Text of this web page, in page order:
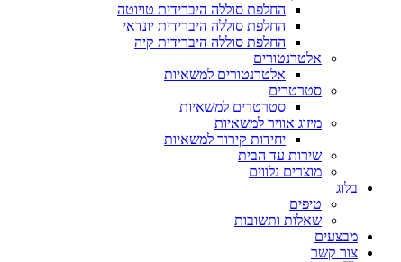
החלפת סוללה היברידית טויוטה
החלפת סוללה היברידית יונדאי
החלפת סוללה היברידית קיה
אלטרנטורים
אלטרנטורים למשאיות
סטרטרים
סטרטרים למשאיות
מיזוג אוויר למשאיות
יחידות קירור למשאיות
שירות עד הבית
מוצרים נלווים
בלוג
טיפים
שאלות ותשובות
מבצעים
צור קשר